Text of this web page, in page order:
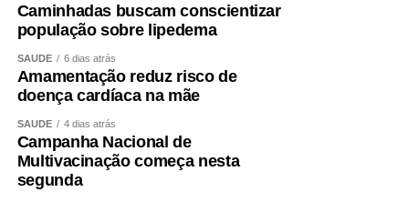
Caminhadas buscam conscientizar
população sobre lipedema
SAÚDE 6 dias atrás
Amamentação reduz risco de
doença cardíaca na mãe
SAÚDE 4 dias atrás
Campanha Nacional de
Multivacinação começa nesta
segunda